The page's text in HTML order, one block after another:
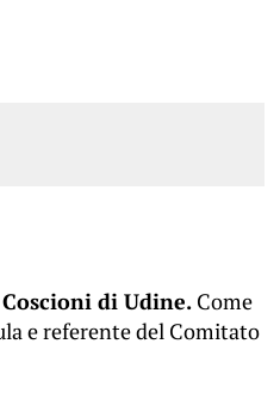
di Udine. Come
e referente del Comitato